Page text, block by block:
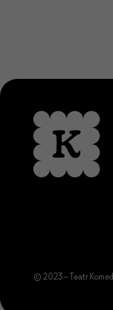
© 2023 – Teatr